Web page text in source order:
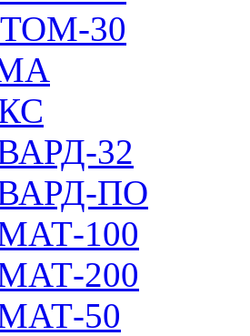
30
32
ПО
100
200
50